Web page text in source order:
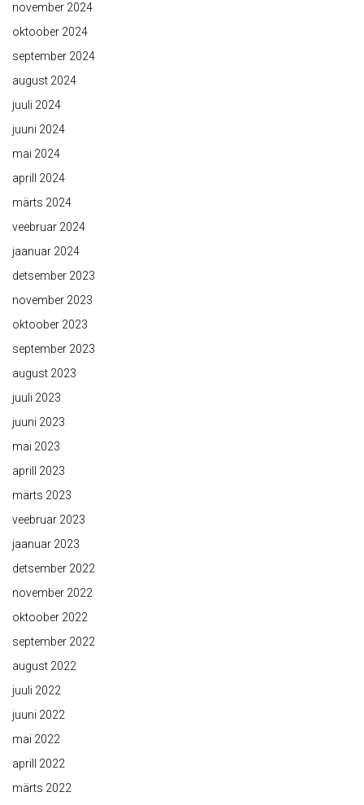
november 2024
oktoober 2024
september 2024
august 2024
juuli 2024
juuni 2024
mai 2024
aprill 2024
märts 2024
veebruar 2024
jaanuar 2024
detsember 2023
november 2023
oktoober 2023
september 2023
august 2023
juuli 2023
juuni 2023
mai 2023
aprill 2023
märts 2023
veebruar 2023
jaanuar 2023
detsember 2022
november 2022
oktoober 2022
september 2022
august 2022
juuli 2022
juuni 2022
mai 2022
aprill 2022
märts 2022